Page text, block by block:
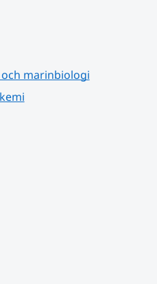
marinbiologi